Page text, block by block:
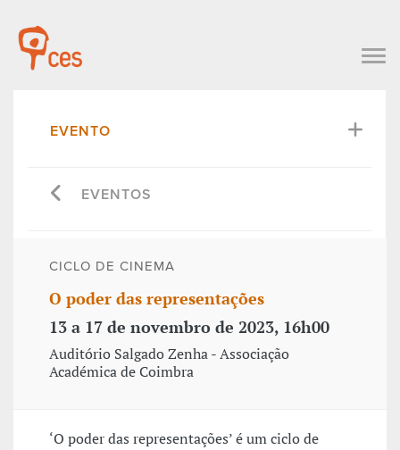
EVENTO
EVENTOS
CICLO DE CINEMA
O poder das representações
13 a 17 de novembro de 2023, 16h00
Auditório Salgado Zenha - Associação
Académica de Coimbra
‘O poder das representações’ é um ciclo de